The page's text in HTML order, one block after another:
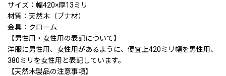
サイズ：幅420×厚13ミリ
材質：天然木（ブナ材）
金具：クローム
【男性用・女性用の表記について】
洋服に男性用、女性用があるように、便宜上420ミリ幅を男性用、
380ミリを女性用と表記しています。
【天然木製品の注意事項】